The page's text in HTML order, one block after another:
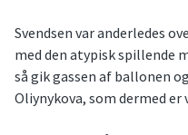
Svendsen var anderledes
med den atypisk spillende
så gik gassen af ballonen
Oliynykova, som dermed er